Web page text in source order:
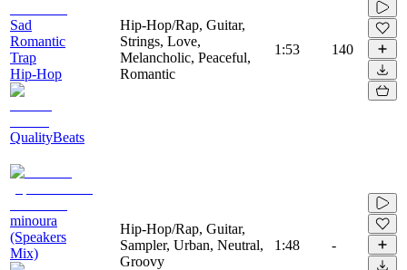
Sad
Romantic
Trap
Hip-Hop
QualityBeats
Hip-Hop/Rap, Guitar,
Strings, Love,
Melancholic, Peaceful,
Romantic
1:53 140
minoura
(Speakers
Mix)
Hip-Hop/Rap, Guitar,
Sampler, Urban, Neutral,
Groovy
1:48 -